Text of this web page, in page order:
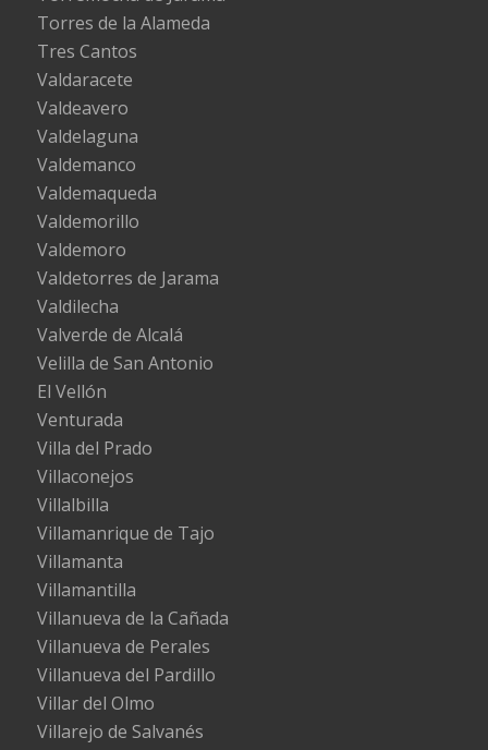
Torres de la Alameda
Tres Cantos
Valdaracete
Valdeavero
Valdelaguna
Valdemanco
Valdemaqueda
Valdemorillo
Valdemoro
Valdetorres de Jarama
Valdilecha
Valverde de Alcalá
Velilla de San Antonio
El Vellón
Venturada
Villa del Prado
Villaconejos
Villalbilla
Villamanrique de Tajo
Villamanta
Villamantilla
Villanueva de la Cañada
Villanueva de Perales
Villanueva del Pardillo
Villar del Olmo
Villarejo de Salvanés